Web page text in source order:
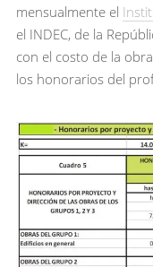
mensualmente el
el INDEC, de la
con el costo de la
los honorarios del